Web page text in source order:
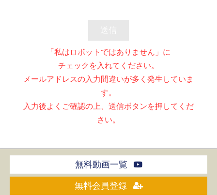
「私はロボットではありません」に
チェックを入れてください。
メールアドレスの入力間違いが多く発生していま
す。
入力後よくご確認の上、送信ボタンを押してくだ
さい。
無料動画一覧
無料会員登録